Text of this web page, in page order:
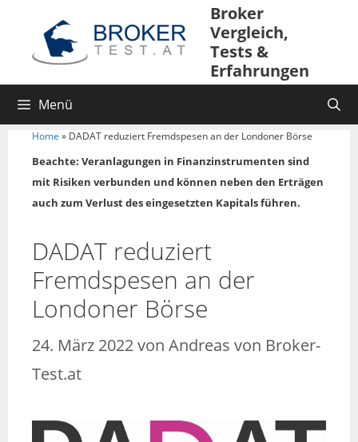
Broker
Vergleich,
Tests &
Erfahrungen
Menü
Home » DADAT reduziert Fremdspesen an der Londoner Börse
Beachte: Veranlagungen in Finanzinstrumenten sind
mit Risiken verbunden und können neben den Erträgen
auch zum Verlust des eingesetzten Kapitals führen.
DADAT reduziert
Fremdspesen an der
Londoner Börse
24. März 2022von Andreas von Broker-
Test.at